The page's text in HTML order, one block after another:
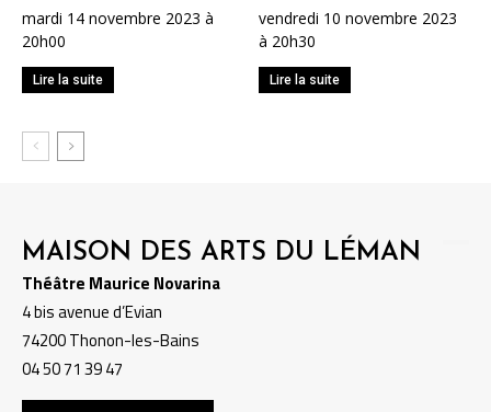
mardi 14 novembre 2023 à
20h00
Lire la suite
vendredi 10 novembre 2023
à 20h30
Lire la suite
MAISON DES ARTS DU LÉMAN
Théâtre Maurice Novarina
4 bis avenue d’Evian
74200 Thonon-les-Bains
04 50 71 39 47